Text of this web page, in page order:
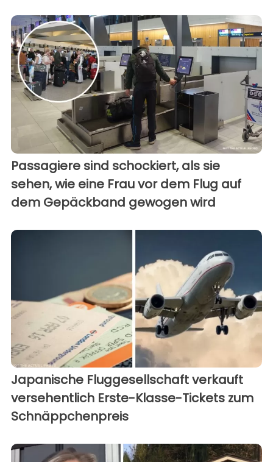
Passagiere sind schockiert, als sie
sehen, wie eine Frau vor dem Flug auf
dem Gepäckband gewogen wird
Japanische Fluggesellschaft verkauft
versehentlich Erste-Klasse-Tickets zum
Schnäppchenpreis